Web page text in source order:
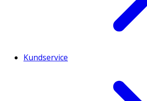
Kundservice